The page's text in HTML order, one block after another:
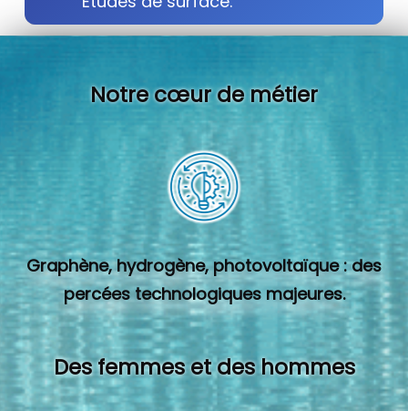
Notre cœur de métier
Graphène, hydrogène, photovoltaïque : des
percées technologiques majeures.
Des femmes et des hommes